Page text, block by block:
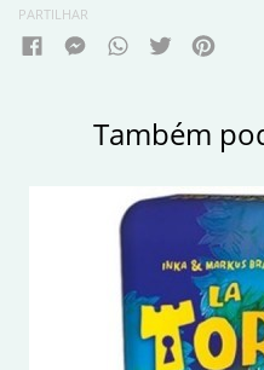
PARTILHAR
Também